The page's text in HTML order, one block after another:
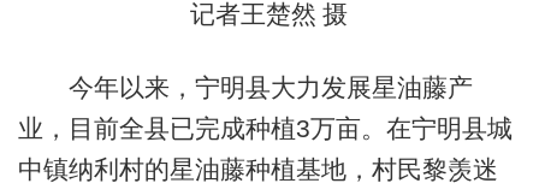
记者王楚然 摄
今年以来，宁明县大力发展星油藤产
业，目前全县已完成种植3万亩。在宁明县城
中镇纳利村的星油藤种植基地，村民黎羡迷